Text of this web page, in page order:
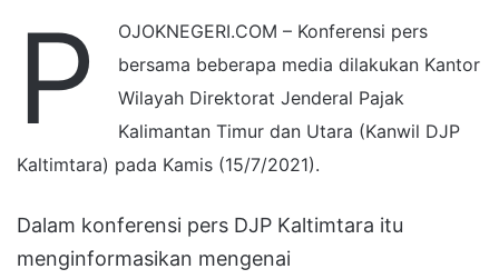
P
OJOKNEGERI.COM – Konferensi pers
bersama beberapa media dilakukan Kantor
Wilayah Direktorat Jenderal Pajak
Kalimantan Timur dan Utara (Kanwil DJP
Kaltimtara) pada Kamis (15/7/2021).
Dalam konferensi pers DJP Kaltimtara itu
menginformasikan mengenai